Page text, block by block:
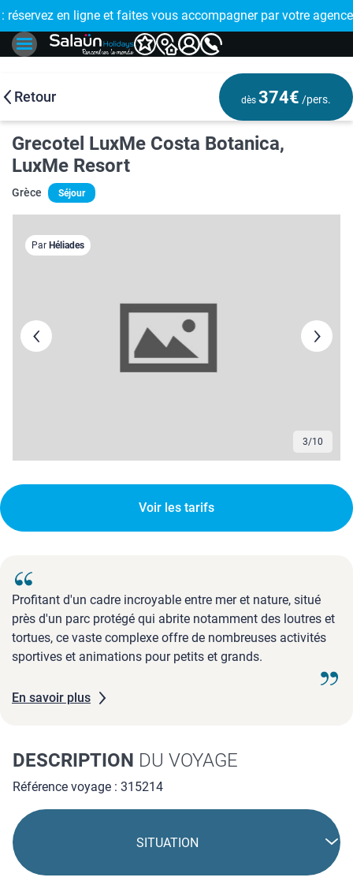
!
: réservez en ligne et faites vous accompagner par votre
🤩
Retour dès 374€ /pers.
Grecotel LuxMe Costa Botanica,
LuxMe Resort
Grèce Séjour
3/10
Par Héliades
Voir les tarifs
Profitant d'un cadre incroyable entre mer et nature, situé
près d'un parc protégé qui abrite notamment des loutres et
tortues, ce vaste complexe offre de nombreuses activités
sportives et animations pour petits et grands.
En savoir plus
DESCRIPTION DU VOYAGE
Référence voyage : 315214
SITUATION